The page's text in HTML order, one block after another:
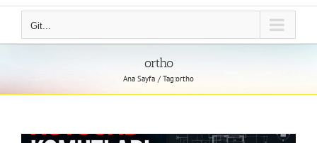
Git...
ortho
Ana Sayfa Tag:ortho